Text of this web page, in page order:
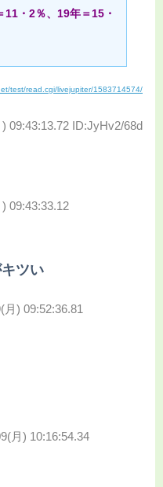
・2％、19年＝15・
test/read.cgi/livejupiter/1583714574/
09:43:13.72 ID:JyHv2/68d
09:43:33.12
ツい
月) 09:52:36.81
月) 10:16:54.34